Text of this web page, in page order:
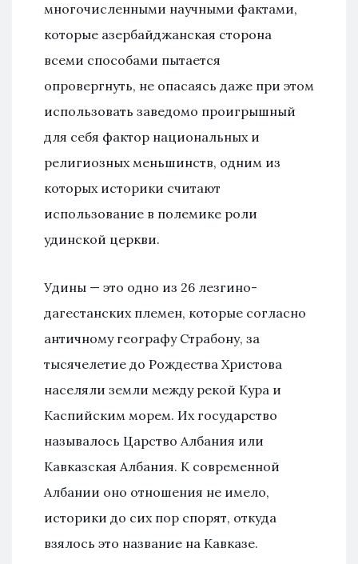
многочисленными научными фактами,
которые азербайджанская сторона
всеми способами пытается
опровергнуть, не опасаясь даже при этом
использовать заведомо проигрышный
для себя фактор национальных и
религиозных меньшинств, одним из
которых историки считают
использование в полемике роли
удинской церкви.
Удины — это одно из 26 лезгино-
дагестанских племен, которые согласно
античному географу Страбону, за
тысячелетие до Рождества Христова
населяли земли между рекой Кура и
Каспийским морем. Их государство
называлось Царство Албания или
Кавказская Албания. К современной
Албании оно отношения не имело,
историки до сих пор спорят, откуда
взялось это название на Кавказе.